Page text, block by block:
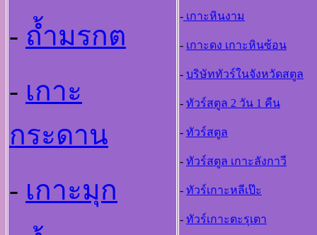
- ถ้ำมรกต
- เกาะ
กระดาน
- เกาะมุก
- เกาะหินงาม
- เกาะดง เกาะหินซ้อน
- บริษัททัวร์ในจังหวัดสตูล
- ทัวร์สตูล 2 วัน 1 คืน
- ทัวร์สตูล
- ทัวร์สตูล เกาะลังกาวี
- ทัวร์เกาะหลีเป๊ะ
- ทัวร์เกาะตะรุเตา